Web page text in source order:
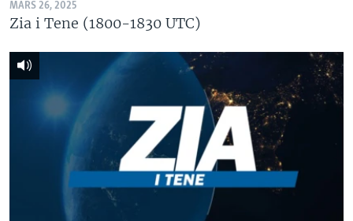
MARS 26, 2025
Zia i Tene (1800-1830 UTC)